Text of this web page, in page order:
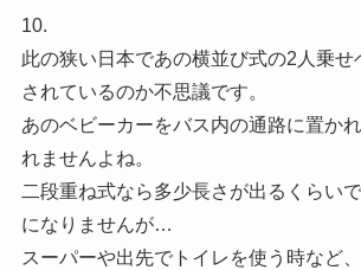
10.
此の狭い日本であの横並び式の2人乗せ
されているのか不思議です。
あのベビーカーをバス内の通路に置か
れませんよね。
二段重ね式なら多少長さが出るくらい
になりませんが…
スーパーや出先でトイレを使う時など